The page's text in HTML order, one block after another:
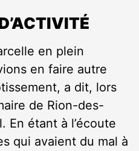
en plein
en faire autre
a dit, lors
de Rion-des-
En étant à l’écoute
qui avaient du mal à